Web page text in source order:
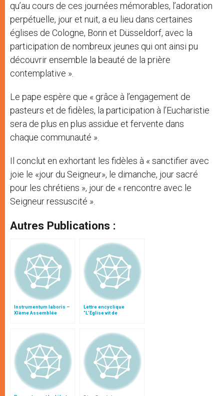
qu’au cours de ces journées mémorables, l’adoration
perpétuelle, jour et nuit, a eu lieu dans certaines
églises de Cologne, Bonn et Düsseldorf, avec la
participation de nombreux jeunes qui ont ainsi pu
découvrir ensemble la beauté de la prière
contemplative ».
Le pape espère que « grâce à l’engagement de
pasteurs et de fidèles, la participation à l’Eucharistie
sera de plus en plus assidue et fervente dans
chaque communauté ».
Il conclut en exhortant les fidèles à « sanctifier avec
joie le «jour du Seigneur», le dimanche, jour sacré
pour les chrétiens », jour de « rencontre avec le
Seigneur ressuscité ».
Autres Publications :
Instrumentum laboris –
XIème Assemblée
Lettre encyclique
“L’Eglise vit de